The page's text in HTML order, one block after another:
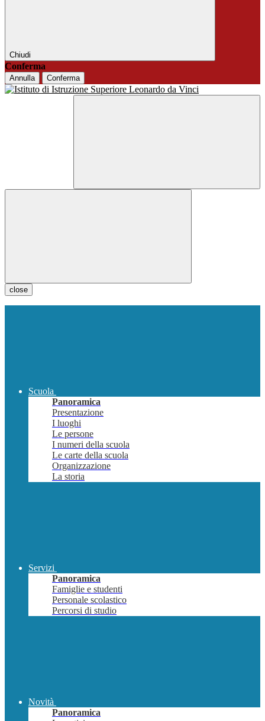
Chiudi
Conferma
Annulla Conferma
close
Scuola
Panoramica
Presentazione
I luoghi
Le persone
I numeri della scuola
Le carte della scuola
Organizzazione
La storia
Servizi
Panoramica
Famiglie e studenti
Personale scolastico
Percorsi di studio
Novità
Panoramica